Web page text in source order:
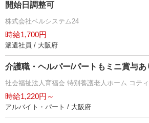
開始日調整可
株式会社ベルシステム24
時給1,700円
派遣社員 / 大阪府
介護職・ヘルパー/パートもミニ賞与あ
社会福祉法人育福会 特別養護老人ホーム コテ
時給1,220円～
アルバイト・パート / 大阪府